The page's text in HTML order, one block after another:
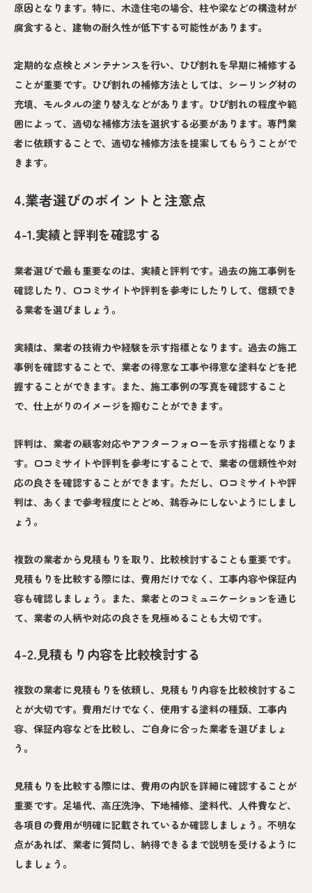
原因となります。特に、木造住宅の場合、柱や梁などの構造材が
腐食すると、建物の耐久性が低下する可能性があります。
定期的な点検とメンテナンスを行い、ひび割れを早期に補修する
ことが重要です。ひび割れの補修方法としては、シーリング材の
充填、モルタルの塗り替えなどがあります。ひび割れの程度や範
囲によって、適切な補修方法を選択する必要があります。専門業
者に依頼することで、適切な補修方法を提案してもらうことがで
きます。
4.業者選びのポイントと注意点
4-1.実績と評判を確認する
業者選びで最も重要なのは、実績と評判です。過去の施工事例を
確認したり、口コミサイトや評判を参考にしたりして、信頼でき
る業者を選びましょう。
実績は、業者の技術力や経験を示す指標となります。過去の施工
事例を確認することで、業者の得意な工事や得意な塗料などを把
握することができます。また、施工事例の写真を確認すること
で、仕上がりのイメージを掴むことができます。
評判は、業者の顧客対応やアフターフォローを示す指標となりま
す。口コミサイトや評判を参考にすることで、業者の信頼性や対
応の良さを確認することができます。ただし、口コミサイトや評
判は、あくまで参考程度にとどめ、鵜呑みにしないようにしまし
ょう。
複数の業者から見積もりを取り、比較検討することも重要です。
見積もりを比較する際には、費用だけでなく、工事内容や保証内
容も確認しましょう。また、業者とのコミュニケーションを通じ
て、業者の人柄や対応の良さを見極めることも大切です。
4-2.見積もり内容を比較検討する
複数の業者に見積もりを依頼し、見積もり内容を比較検討するこ
とが大切です。費用だけでなく、使用する塗料の種類、工事内
容、保証内容などを比較し、ご自身に合った業者を選びましょ
う。
見積もりを比較する際には、費用の内訳を詳細に確認することが
重要です。足場代、高圧洗浄、下地補修、塗料代、人件費など、
各項目の費用が明確に記載されているか確認しましょう。不明な
点があれば、業者に質問し、納得できるまで説明を受けるように
しましょう。